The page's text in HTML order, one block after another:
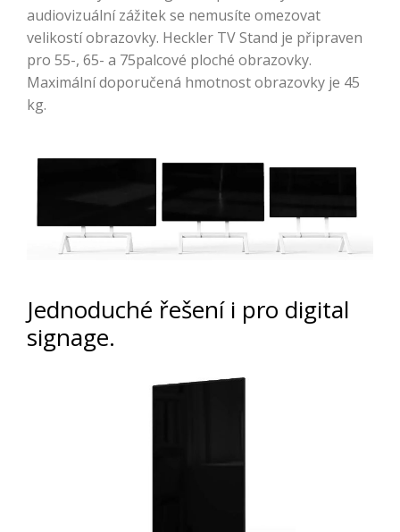
audiovizuální zážitek se nemusíte omezovat
velikostí obrazovky. Heckler TV Stand je připraven
pro 55-, 65- a 75palcové ploché obrazovky.
Maximální doporučená hmotnost obrazovky je 45
kg.
Jednoduché řešení i pro digital
signage.